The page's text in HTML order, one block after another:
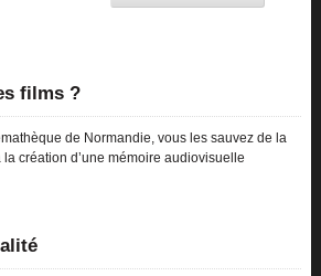
films ?
de Normandie, vous les sauvez de la
création d’une mémoire audiovisuelle